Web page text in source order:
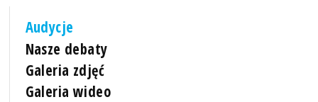
Audycje
Nasze debaty
Galeria zdjęć
Galeria wideo